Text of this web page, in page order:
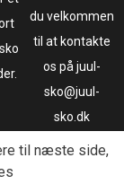
du velkommen
til at kontakte
os på juul-
sko@juul-
sko.dk
til næste side,